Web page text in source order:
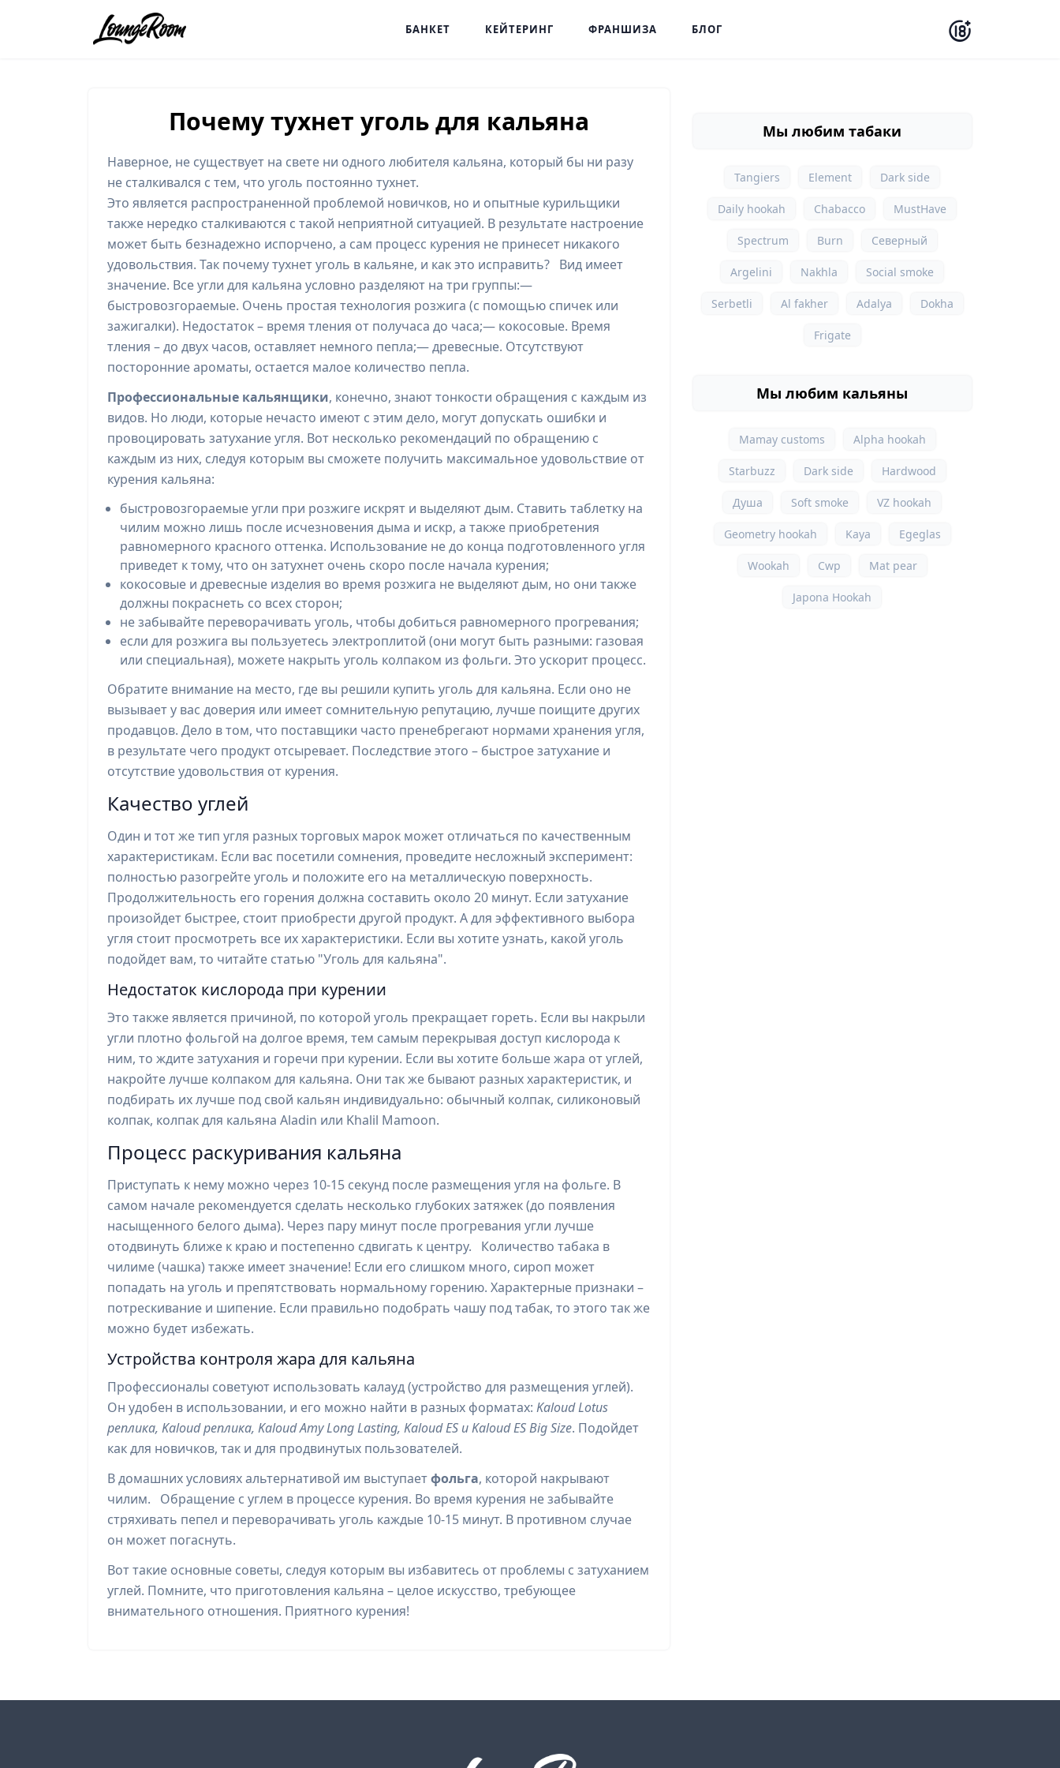
БАНКЕТ КЕЙТЕРИНГ ФРАНШИЗА БЛОГ
Почему тухнет уголь для кальяна
Наверное, не существует на свете ни одного любителя кальяна, который бы ни разу
не сталкивался с тем, что уголь постоянно тухнет.
Это является распространенной проблемой новичков, но и опытные курильщики
также нередко сталкиваются с такой неприятной ситуацией. В результате настроение
может быть безнадежно испорчено, а сам процесс курения не принесет никакого
удовольствия. Так почему тухнет уголь в кальяне, и как это исправить? Вид имеет
значение. Все угли для кальяна условно разделяют на три группы:—
быстровозгораемые. Очень простая технология розжига (с помощью спичек или
зажигалки). Недостаток – время тления от получаса до часа;— кокосовые. Время
тления – до двух часов, оставляет немного пепла;— древесные. Отсутствуют
посторонние ароматы, остается малое количество пепла.
Профессиональные кальянщики, конечно, знают тонкости обращения с каждым из
видов. Но люди, которые нечасто имеют с этим дело, могут допускать ошибки и
провоцировать затухание угля. Вот несколько рекомендаций по обращению с
каждым из них, следуя которым вы сможете получить максимальное удовольствие от
курения кальяна:
быстровозгораемые угли при розжиге искрят и выделяют дым. Ставить таблетку на
чилим можно лишь после исчезновения дыма и искр, а также приобретения
равномерного красного оттенка. Использование не до конца подготовленного угля
приведет к тому, что он затухнет очень скоро после начала курения;
кокосовые и древесные изделия во время розжига не выделяют дым, но они также
должны покраснеть со всех сторон;
не забывайте переворачивать уголь, чтобы добиться равномерного прогревания;
если для розжига вы пользуетесь электроплитой (они могут быть разными: газовая
или специальная), можете накрыть уголь колпаком из фольги. Это ускорит процесс.
Обратите внимание на место, где вы решили купить уголь для кальяна. Если оно не
вызывает у вас доверия или имеет сомнительную репутацию, лучше поищите других
продавцов. Дело в том, что поставщики часто пренебрегают нормами хранения угля,
в результате чего продукт отсыревает. Последствие этого – быстрое затухание и
отсутствие удовольствия от курения.
Качество углей
Один и тот же тип угля разных торговых марок может отличаться по качественным
характеристикам. Если вас посетили сомнения, проведите несложный эксперимент:
полностью разогрейте уголь и положите его на металлическую поверхность.
Продолжительность его горения должна составить около 20 минут. Если затухание
произойдет быстрее, стоит приобрести другой продукт. А для эффективного выбора
угля стоит просмотреть все их характеристики. Если вы хотите узнать, какой уголь
подойдет вам, то читайте статью "Уголь для кальяна".
Недостаток кислорода при курении
Это также является причиной, по которой уголь прекращает гореть. Если вы накрыли
угли плотно фольгой на долгое время, тем самым перекрывая доступ кислорода к
ним, то ждите затухания и горечи при курении. Если вы хотите больше жара от углей,
накройте лучше колпаком для кальяна. Они так же бывают разных характеристик, и
подбирать их лучше под свой кальян индивидуально: обычный колпак, силиконовый
колпак, колпак для кальяна Aladin или Khalil Mamoon.
Процесс раскуривания кальяна
Приступать к нему можно через 10-15 секунд после размещения угля на фольге. В
самом начале рекомендуется сделать несколько глубоких затяжек (до появления
насыщенного белого дыма). Через пару минут после прогревания угли лучше
отодвинуть ближе к краю и постепенно сдвигать к центру. Количество табака в
чилиме (чашка) также имеет значение! Если его слишком много, сироп может
попадать на уголь и препятствовать нормальному горению. Характерные признаки –
потрескивание и шипение. Если правильно подобрать чашу под табак, то этого так же
можно будет избежать.
Устройства контроля жара для кальяна
Профессионалы советуют использовать калауд (устройство для размещения углей).
Он удобен в использовании, и его можно найти в разных форматах: Kaloud Lotus
реплика, Kaloud реплика, Kaloud Amy Long Lasting, Kaloud ES и Kaloud ES Big Size. Подойдет
как для новичков, так и для продвинутых пользователей.
В домашних условиях альтернативой им выступаетфольга, которой накрывают
чилим. Обращение с углем в процессе курения. Во время курения не забывайте
стряхивать пепел и переворачивать уголь каждые 10-15 минут. В противном случае
он может погаснуть.
Вот такие основные советы, следуя которым вы избавитесь от проблемы с затуханием
углей. Помните, что приготовления кальяна – целое искусство, требующее
внимательного отношения. Приятного курения!
Мы любим табаки
Tangiers Element Dark side
Daily hookah Chabacco MustHave
Spectrum Burn Северный
Argelini Nakhla Social smoke
Serbetli Al fakher Adalya Dokha
Frigate
Мы любим кальяны
Mamay customs Alpha hookah
Starbuzz Dark side Hardwood
Душа Soft smoke VZ hookah
Geometry hookah Kaya Egeglas
Wookah Cwp Mat pear
Japona Hookah